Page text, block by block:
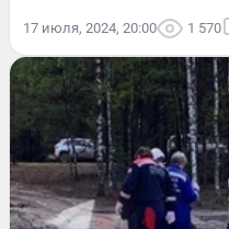
17 июля, 2024, 20:00 1 570